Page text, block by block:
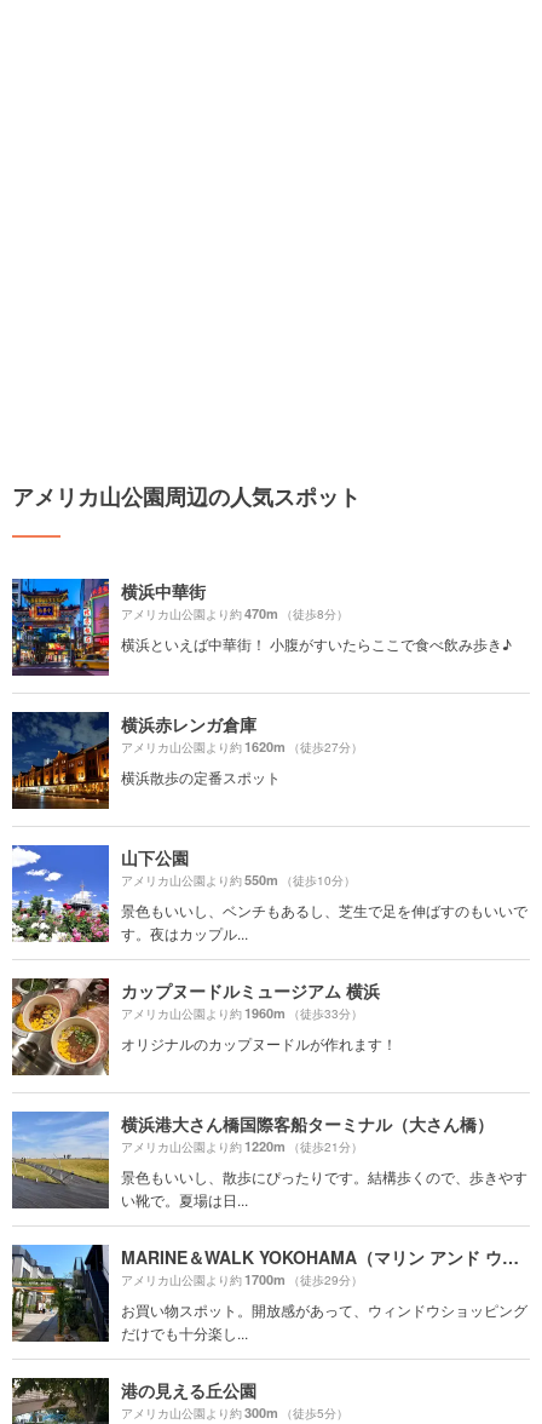
アメリカ山公園周辺の人気スポット
横浜中華街
アメリカ山公園より約470m （徒歩8分）
横浜といえば中華街！ 小腹がすいたらここで食べ飲み歩き♪
横浜赤レンガ倉庫
アメリカ山公園より約1620m （徒歩27分）
横浜散歩の定番スポット
山下公園
アメリカ山公園より約550m （徒歩10分）
景色もいいし、ベンチもあるし、芝生で足を伸ばすのもいいで
す。夜はカップル...
カップヌードルミュージアム 横浜
アメリカ山公園より約1960m （徒歩33分）
オリジナルのカップヌードルが作れます！
横浜港大さん橋国際客船ターミナル（大さん橋）
アメリカ山公園より約1220m （徒歩21分）
景色もいいし、散歩にぴったりです。結構歩くので、歩きやす
い靴で。夏場は日...
MARINE＆WALK YOKOHAMA（マリン アンド ウォーク ヨコハマ）
アメリカ山公園より約1700m （徒歩29分）
お買い物スポット。開放感があって、ウィンドウショッピング
だけでも十分楽し...
港の見える丘公園
アメリカ山公園より約300m （徒歩5分）